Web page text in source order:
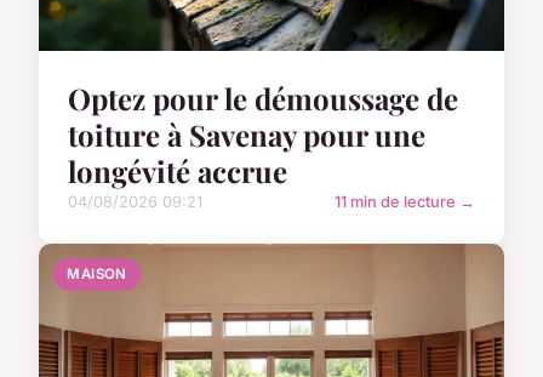
Optez pour le démoussage de
toiture à Savenay pour une
longévité accrue
04/08/2026 09:21 11 min de lecture →
MAISON